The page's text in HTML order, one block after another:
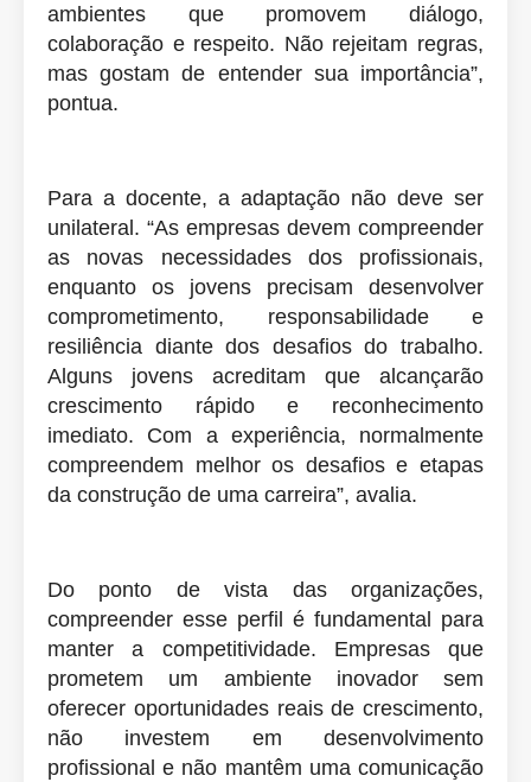
ambientes que promovem diálogo,
colaboração e respeito. Não rejeitam regras,
mas gostam de entender sua importância”,
pontua.
Para a docente, a adaptação não deve ser
unilateral. “As empresas devem compreender
as novas necessidades dos profissionais,
enquanto os jovens precisam desenvolver
comprometimento, responsabilidade e
resiliência diante dos desafios do trabalho.
Alguns jovens acreditam que alcançarão
crescimento rápido e reconhecimento
imediato. Com a experiência, normalmente
compreendem melhor os desafios e etapas
da construção de uma carreira”, avalia.
Do ponto de vista das organizações,
compreender esse perfil é fundamental para
manter a competitividade. Empresas que
prometem um ambiente inovador sem
oferecer oportunidades reais de crescimento,
não investem em desenvolvimento
profissional e não mantêm uma comunicação